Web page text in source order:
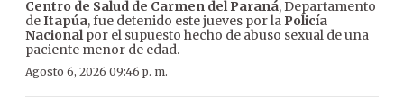
Centro de Salud de Carmen del Paraná, Departamento
deItapúa, fue detenido este jueves por la Policía
Nacionalpor el supuesto hecho de abuso sexual de una
paciente menor de edad.
Agosto 6, 2026 09:46 p. m.